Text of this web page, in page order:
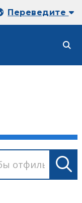
Переведите